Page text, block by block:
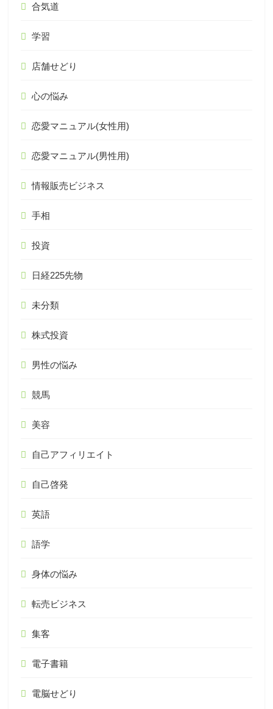
合気道
学習
店舗せどり
心の悩み
恋愛マニュアル(女性用)
恋愛マニュアル(男性用)
情報販売ビジネス
手相
投資
日経225先物
未分類
株式投資
男性の悩み
競馬
美容
自己アフィリエイト
自己啓発
英語
語学
身体の悩み
転売ビジネス
集客
電子書籍
電脳せどり